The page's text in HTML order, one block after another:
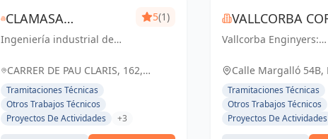
CLAMASA
INGENIERÍA
INDUSTRIAL Y
SERVICIOS, S.L.
Ingeniería industrial de
Soluciones eficientes para
5(1)
CARRER DE PAU CLARIS, 162,
BARCELONA, ESPAÑA, España
Tramitaciones Técnicas
Otros Trabajos Técnicos
Proyectos De Actividades
+3
VALLCORBA
S.L.
Vallcorba Enginyers:
cada proyecto,
espacios inspiradores
el futuro.
Calle Margalló 54B,
Tramitaciones Técnicas
Otros Trabajos Técnicos
Proyectos De Actividades